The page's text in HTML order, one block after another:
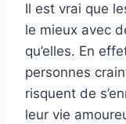
Il est vrai que
le mieux avec
qu’elles. En
personnes
risquent de
leur vie